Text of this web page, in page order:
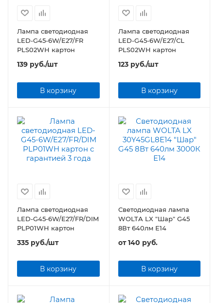
Лампа светодиодная
LED-G45-6W/E27/FR
PLS02WH картон
139 руб./шт
В корзину
Лампа светодиодная
LED-G45-6W/E27/CL
PLS02WH картон
123руб./шт
В корзину
Лампа светодиодная
LED-G45-6W/E27/FR/DIM
PLP01WH картон
335 руб./шт
В корзину
Светодиодная лампа
WOLTA LX "Шар" G45
8Вт 640лм Е14
от140 руб.
В корзину